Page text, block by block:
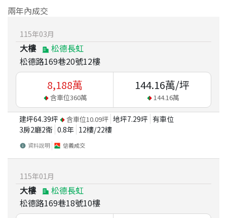
兩年內成交
115年03月
大樓
松德長虹
松德路169巷20號12樓
8,188萬
含車位360萬
144.16萬/坪
144.16萬
建坪64.39坪 含車位10.09坪 地坪7.29坪 有車位
3房2廳2衛 0.8年 12樓/22樓
資料說明 信義成交
115年01 月
大樓
松德長虹
松德路169巷18號10樓